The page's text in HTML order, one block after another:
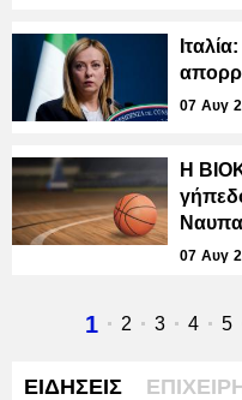
07 Αυγ
Η
07 Αυγ
Τρέχουσα
1 Σελίδα
2 Σελίδα
3 4 5
ΕΙΔΗΣΕΙΣ